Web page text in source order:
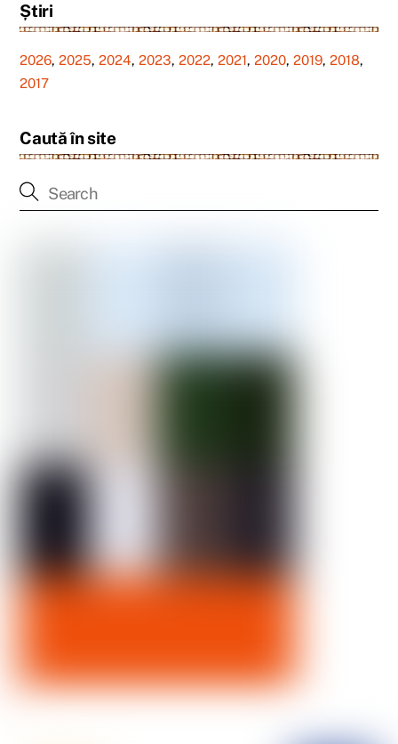
Știri
2026,2025,2024,2023,2022,2021,2020,2019,2018,
2017
Caută în site